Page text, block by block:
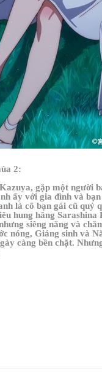
2:
gặp một người
ấy với gia đình và
là cô bạn gái cũ
hung hăng
siêng năng và
nóng, Giáng sinh và
càng bền chặt.